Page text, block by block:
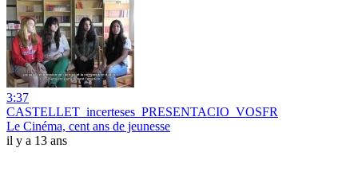
3:37
CASTELLET_incerteses_PRESENTACIO_VOSFR
Le Cinéma, cent ans de jeunesse
il y a 13 ans